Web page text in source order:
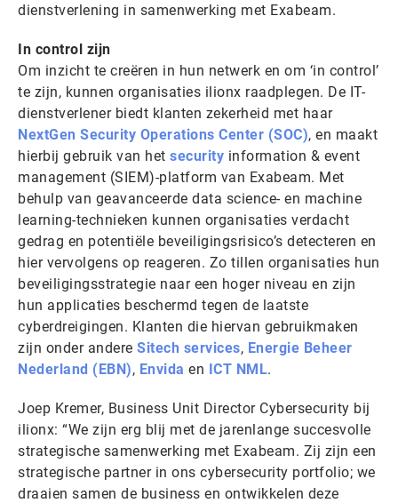
dienstverlening in samenwerking met Exabeam.
In control zijn
Om inzicht te creëren in hun netwerk en om ‘in control’
te zijn, kunnen organisaties ilionx raadplegen. De IT-
dienstverlener biedt klanten zekerheid met haar
NextGen Security Operations Center (SOC), en maakt
hierbij gebruik van het security information & event
management (SIEM)-platform van Exabeam. Met
behulp van geavanceerde data science- en machine
learning-technieken kunnen organisaties verdacht
gedrag en potentiële beveiligingsrisico’s detecteren en
hier vervolgens op reageren. Zo tillen organisaties hun
beveiligingsstrategie naar een hoger niveau en zijn
hun applicaties beschermd tegen de laatste
cyberdreigingen. Klanten die hiervan gebruikmaken
zijn onder andere Sitech services, Energie Beheer
Nederland (EBN), Envida en ICT NML.
Joep Kremer, Business Unit Director Cybersecurity bij
ilionx: “We zijn erg blij met de jarenlange succesvolle
strategische samenwerking met Exabeam. Zij zijn een
strategische partner in ons cybersecurity portfolio; we
draaien samen de business en ontwikkelen deze